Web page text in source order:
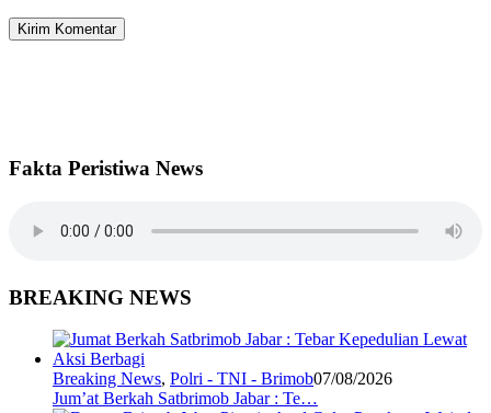
Fakta Peristiwa News
BREAKING NEWS
Breaking News, Polri - TNI - Brimob07/08/2026
Jum’at Berkah Satbrimob Jabar : Te…